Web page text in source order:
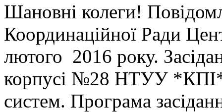
Шановні колеги!
Координаційної Ради
лютого 2016 року.
корпусі №28 НТУУ *КПІ*
систем. Програма